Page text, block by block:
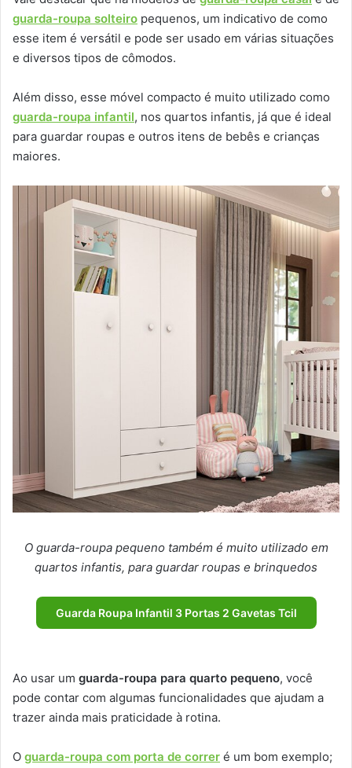
guarda-roupa solteiro pequenos, um indicativo de como
esse item é versátil e pode ser usado em várias situações
e diversos tipos de cômodos.
Além disso, esse móvel compacto é muito utilizado como
guarda-roupa infantil, nos quartos infantis, já que é ideal
para guardar roupas e outros itens de bebês e crianças
maiores.
O guarda-roupa pequeno também é muito utilizado em
quartos infantis, para guardar roupas e brinquedos
Guarda Roupa Infantil 3 Portas 2 Gavetas Tcil
Ao usar um guarda-roupa para quarto pequeno, você
pode contar com algumas funcionalidades que ajudam a
trazer ainda mais praticidade à rotina.
O guarda-roupa com porta de correr é um bom exemplo;